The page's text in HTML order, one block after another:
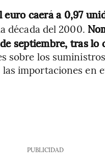
euro caerá a 0,97
década del 2000.
septiembre, tras lo
sobre los
importaciones en
PUBLICIDAD